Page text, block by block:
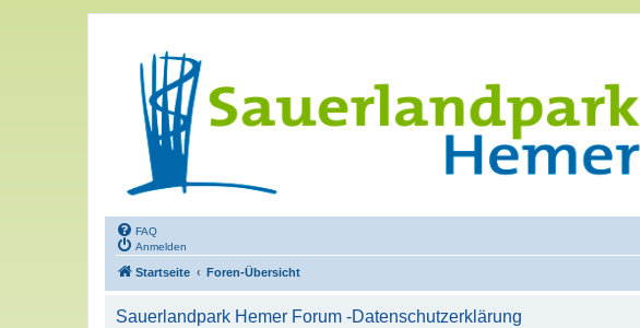
FAQ
Anmelden
Startseite Foren-Übersicht
Sauerlandpark Hemer Forum -Datenschutzerklärung